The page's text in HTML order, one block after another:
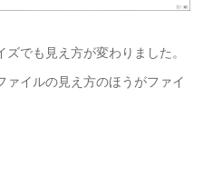
でも見え方が変わりました。
イルの見え方のほうがファイ